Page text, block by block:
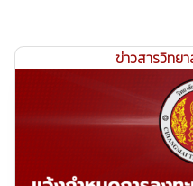
ข่าวสารวิทย